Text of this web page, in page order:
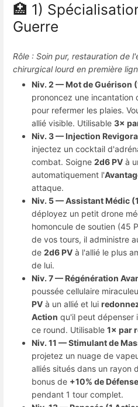
🏥 1)
Guerre
Rôle : Soin pur, restauration de
chirurgical lourd en première
Niv. 2 — Mot de Guérison
prononcez une incantation
pour refermer les plaies.
allié visible. Utilisable 3×
Niv. 3 — Injection
injectez un cocktail
combat. Soigne 2d6 PV à
automatiquement l'
attaque.
Niv. 5 — Assistant Médic
déployez un petit drone
homoncule de soutien (45
de vos tours, il administre
de 2d6 PV à l'allié le plus
de lui.
Niv. 7 — Régénération
poussée cellulaire
PV à un allié et lui
Action qu'il peut dépenser
ce round. Utilisable 1× par
Niv. 11 — Stimulant de
projetez un nuage de
alliés situés dans un rayon
bonus de +10% de Défense
pendant 1 tour complet.